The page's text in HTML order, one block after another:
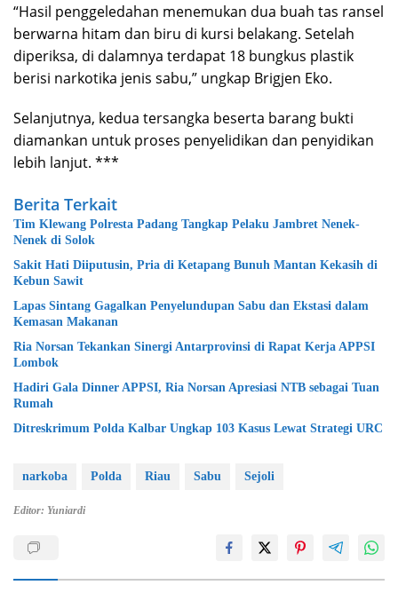
“Hasil penggeledahan menemukan dua buah tas ransel
berwarna hitam dan biru di kursi belakang. Setelah
diperiksa, di dalamnya terdapat 18 bungkus plastik
berisi narkotika jenis sabu,” ungkap Brigjen Eko.
Selanjutnya, kedua tersangka beserta barang bukti
diamankan untuk proses penyelidikan dan penyidikan
lebih lanjut. ***
Berita Terkait
Tim Klewang Polresta Padang Tangkap Pelaku Jambret Nenek-
Nenek di Solok
Sakit Hati Diiputusin, Pria di Ketapang Bunuh Mantan Kekasih di
Kebun Sawit
Lapas Sintang Gagalkan Penyelundupan Sabu dan Ekstasi dalam
Kemasan Makanan
Ria Norsan Tekankan Sinergi Antarprovinsi di Rapat Kerja APPSI
Lombok
Hadiri Gala Dinner APPSI, Ria Norsan Apresiasi NTB sebagai Tuan
Rumah
Ditreskrimum Polda Kalbar Ungkap 103 Kasus Lewat Strategi URC
narkoba Polda Riau Sabu Sejoli
Editor: Yuniardi